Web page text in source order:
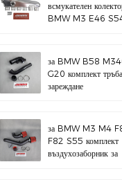
всмукателен
BMW M3 E46
за BMW B58
G20 комплект
зареждане
за BMW M3 M4
F82 S55 комплект
въздухозаборник за